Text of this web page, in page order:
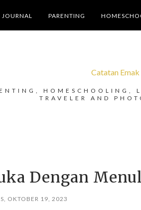
JOURNAL PARENTING
Catatan Emak
HOMESCHOOLING,
TRAVELER AND
Dengan
OKTOBER 19, 2023